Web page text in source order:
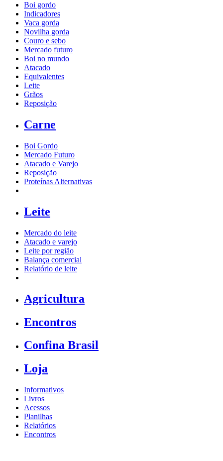
Boi gordo
Indicadores
Vaca gorda
Novilha gorda
Couro e sebo
Mercado futuro
Boi no mundo
Atacado
Equivalentes
Leite
Grãos
Reposição
Carne
Boi Gordo
Mercado Futuro
Atacado e Varejo
Reposição
Proteínas Alternativas
Leite
Mercado do leite
Atacado e varejo
Leite por região
Balança comercial
Relatório de leite
Agricultura
Encontros
Confina Brasil
Loja
Informativos
Livros
Acessos
Planilhas
Relatórios
Encontros